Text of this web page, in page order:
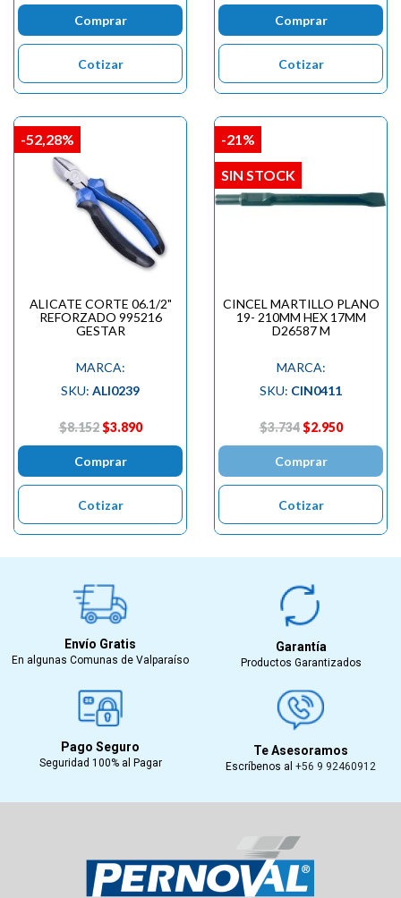
Comprar
Cotizar
Comprar
Cotizar
ALICATE CORTE 06.1/2"
REFORZADO 995216
GESTAR
MARCA:
SKU: ALI0239
$8.152 $3.890
Comprar
Cotizar
-52,28%
CINCEL MARTILLO PLANO
19- 210MM HEX 17MM
D26587 M
MARCA:
SKU: CIN0411
$3.734 $2.950
Comprar
Cotizar
-21%
SIN STOCK
Envío Gratis
En algunas Comunas de Valparaíso
Garantía
Productos Garantizados
Pago Seguro
Seguridad 100% al Pagar
Te Asesoramos
Escríbenos al +56 9 92460912